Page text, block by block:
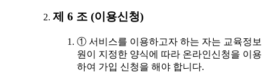
제 6 조 (이용신청)
① 서비스를 이용하고자 하는 자는 교육정보
원이 지정한 양식에 따라 온라인신청을 이용
하여 가입 신청을 해야 합니다.